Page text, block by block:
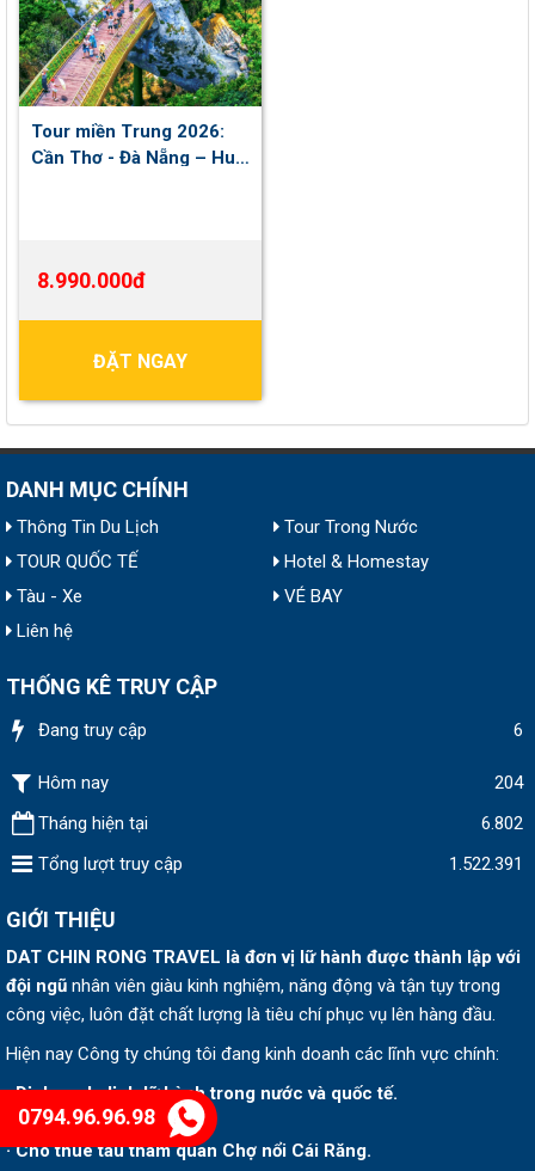
Tour miền Trung 2026:
Cần Thơ - Đà Nẵng – Huế
sao trọn tour)
8.990.000đ
ĐẶT NGAY
DANH MỤC CHÍNH
Thông Tin Du Lịch
Tour Trong Nước
TOUR QUỐC TẾ
Hotel & Homestay
Tàu - Xe
VÉ BAY
Liên hệ
THỐNG KÊ TRUY CẬP
Đang truy cập 6
Hôm nay
204
Tháng hiện tại
6.802
Tổng lượt truy cập
1.522.391
GIỚI THIỆU
DAT CHIN RONG TRAVEL là đơn vị lữ hành được thành lập với
đội ngũ nhân viên giàu kinh nghiệm, năng động và tận tụy trong
công việc, luôn đặt chất lượng là tiêu chí phục vụ lên hàng đầu.
Hiện nay Công ty chúng tôi đang kinh doanh các lĩnh vực chính:
· Dịch vụ du lịch lữ hành trong nước và quốc tế.
· Cho thuê tàu tham quan Chợ nổi Cái Răng.
0794.96.96.98